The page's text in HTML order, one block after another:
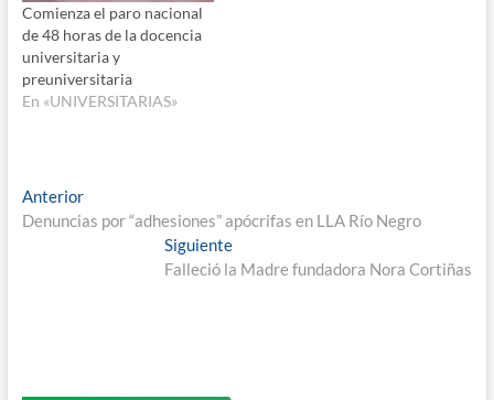
Comienza el paro nacional
de 48 horas de la docencia
universitaria y
preuniversitaria
En «UNIVERSITARIAS»
Navegación
de
AnteriorEntrada
anterior:
Denuncias por “adhesiones” apócrifas en LLA Río Negro
SiguienteEntrada
siguiente:
Falleció la Madre fundadora Nora Cortiñas